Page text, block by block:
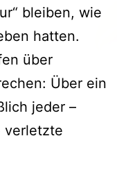
bleiben, wie
hatten.
über
Über ein
jeder –
verletzte